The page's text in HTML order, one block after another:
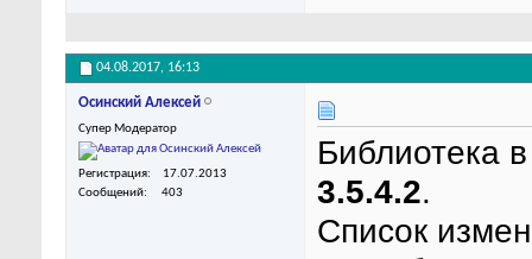
04.08.2017, 16:13
Осинский Алексей
Супер Модератор
Регистрация
17.07.2013
Сообщений
403
Библиотека
3.5.4.2.
Список